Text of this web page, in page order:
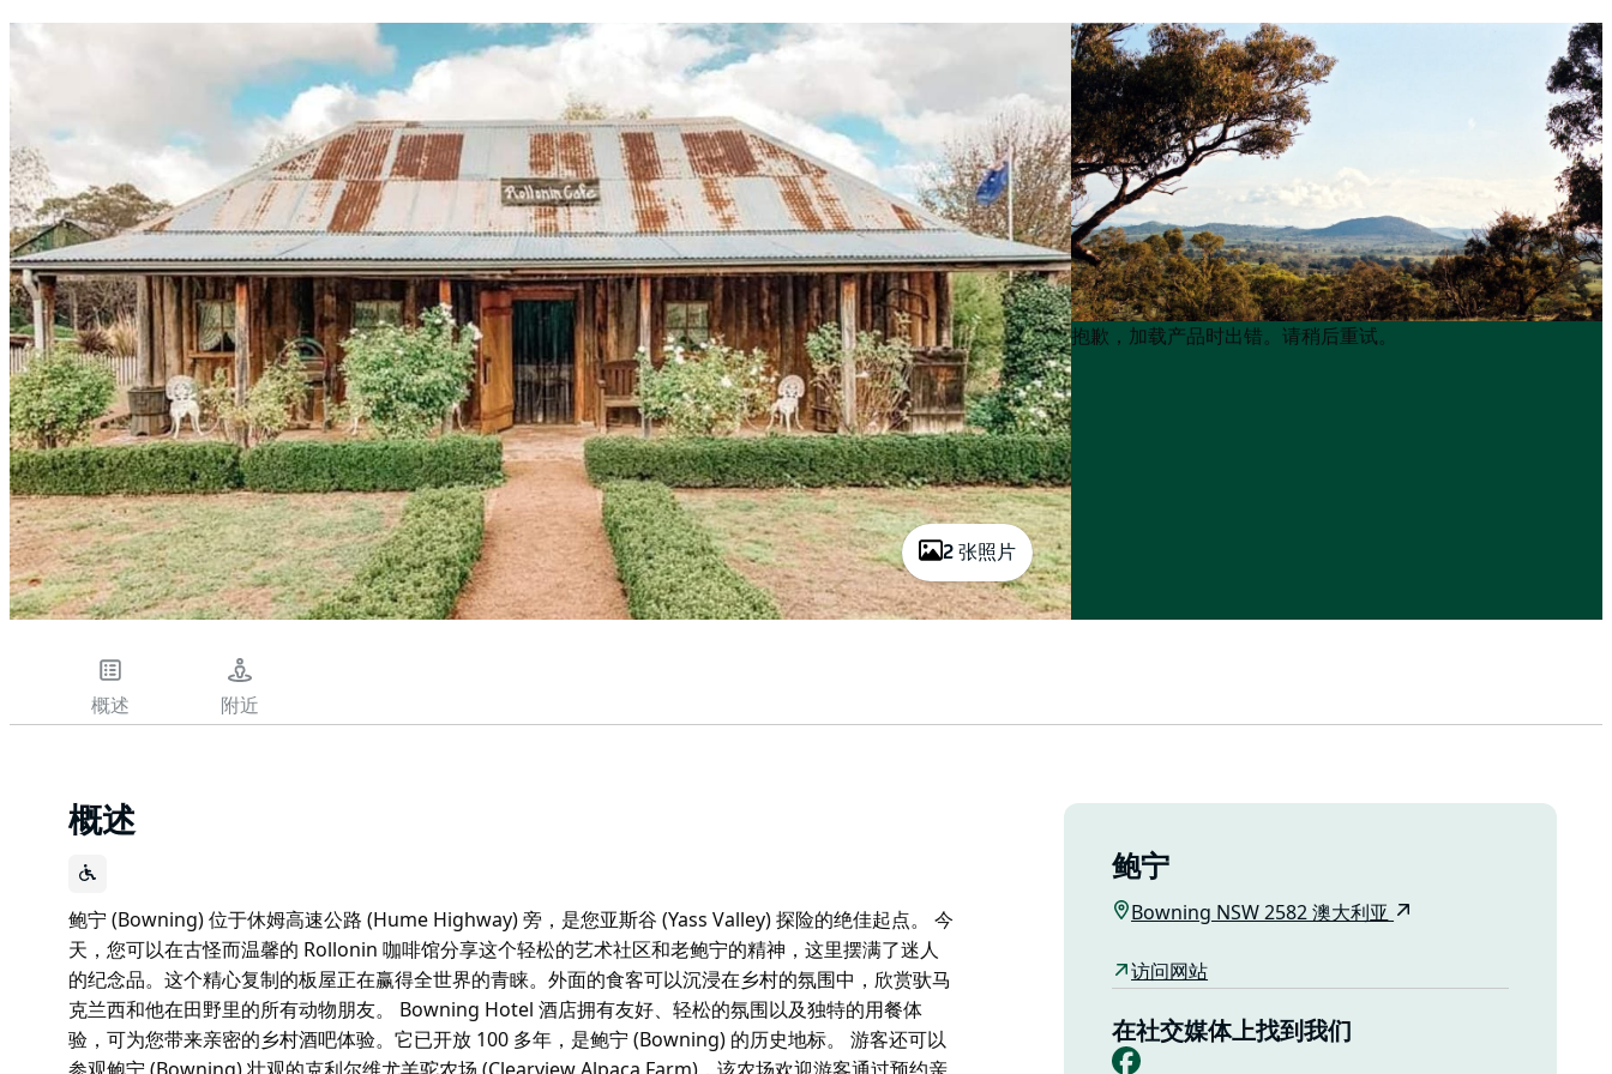
2 张照片
Product
List
Product
List
抱歉，加载产品时出错。请稍后重试。
概述 附近
概述
鲍宁 (Bowning) 位于休姆高速公路 (Hume Highway) 旁，是您亚斯谷 (Yass Valley) 探险的绝佳起点。 今
天，您可以在古怪而温馨的 Rollonin 咖啡馆分享这个轻松的艺术社区和老鲍宁的精神，这里摆满了迷人
的纪念品。这个精心复制的板屋正在赢得全世界的青睐。外面的食客可以沉浸在乡村的氛围中，欣赏驮马
克兰西和他在田野里的所有动物朋友。 Bowning Hotel 酒店拥有友好、轻松的氛围以及独特的用餐体
验，可为您带来亲密的乡村酒吧体验。它已开放 100 多年，是鲍宁 (Bowning) 的历史地标。 游客还可以
鲍宁
Bowning NSW 2582 澳大利亚
访问网站
在社交媒体上找到我们
Facebook